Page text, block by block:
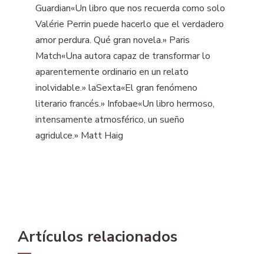
Guardian«Un libro que nos recuerda como solo
Valérie Perrin puede hacerlo que el verdadero
amor perdura. Qué gran novela.» Paris
Match«Una autora capaz de transformar lo
aparentemente ordinario en un relato
inolvidable.» laSexta«El gran fenómeno
literario francés.» Infobae«Un libro hermoso,
intensamente atmosférico, un sueño
agridulce.» Matt Haig
Artículos relacionados